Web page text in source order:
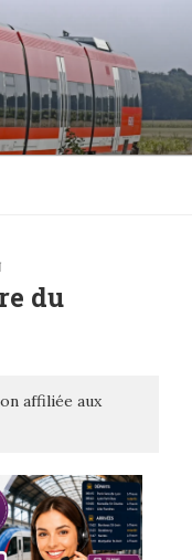
du
affiliée aux